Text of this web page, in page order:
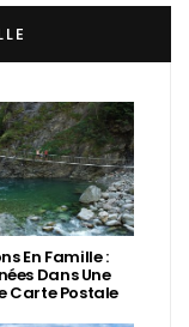
En Famille :
Dans Une
Carte Postale